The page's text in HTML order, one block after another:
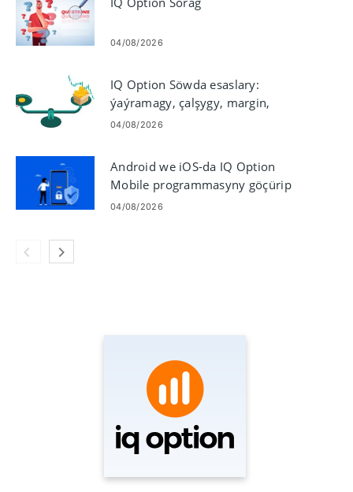
04/08/2026
IQ Option Söwda esaslary:
ýaýramagy, çalşygy, margin,
ortaça
04/08/2026
Android we iOS-da IQ Option
Mobile programmasyny göçürip
alyň
04/08/2026